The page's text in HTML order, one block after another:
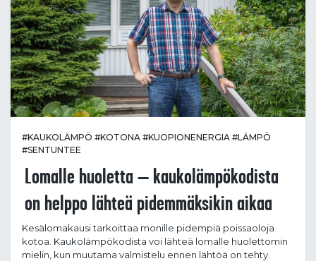
#KAUKOLÄMPÖ #KOTONA #KUOPIONENERGIA #LÄMPÖ
#SENTUNTEE
Lomalle huoletta – kaukolämpökodista
on helppo lähteä pidemmäksikin aikaa
Kesälomakausi tarkoittaa monille pidempiä poissaoloja
kotoa. Kaukolämpökodista voi lähteä lomalle huolettomin
mielin, kun muutama valmistelu ennen lähtöä on tehty.